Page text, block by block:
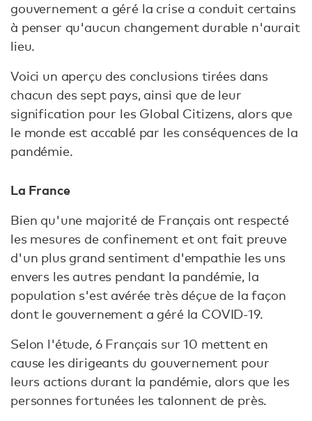
gouvernement a géré la crise a conduit certains
à penser qu'aucun changement durable n'aurait
lieu.
Voici un aperçu des conclusions tirées dans
chacun des sept pays, ainsi que de leur
signification pour les Global Citizens, alors que
le monde est accablé par les conséquences de la
pandémie.
La France
Bien qu'une majorité de Français ont respecté
les mesures de confinement et ont fait preuve
d'un plus grand sentiment d'empathie les uns
envers les autres pendant la pandémie, la
population s'est avérée très déçue de la façon
dont le gouvernement a géré la COVID-19.
Selon l'étude, 6 Français sur 10 mettent en
cause les dirigeants du gouvernement pour
leurs actions durant la pandémie, alors que les
personnes fortunées les talonnent de près.